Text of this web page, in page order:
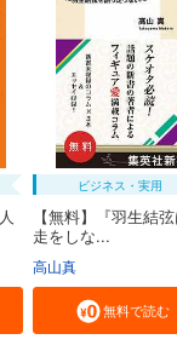
ビジネス・実用
【無料】『羽生結
走をしな...
高山真
無料で読む